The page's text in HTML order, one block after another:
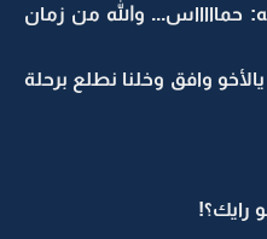
والله من زمان
وافق وخلنا نطلع برحلة
رايك؟!